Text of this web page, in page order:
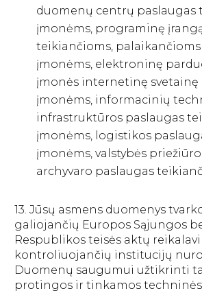
duomenų centrų paslaugas
įmonėms, programinę
teikiančioms,
įmonėms, elektroninę
įmonės internetinę
įmonėms, informacinių
infrastruktūros paslaugas
įmonėms, logistikos
įmonėms, valstybės
archyvaro paslaugas
13. Jūsų asmens duomenys
galiojančių Europos Sąjungos
Respublikos teisės aktų
kontroliuojančių institucijų
Duomenų saugumui užtikrinti
protingos ir tinkamos